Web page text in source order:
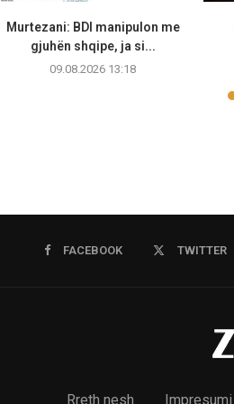
Murtezani: BDI manipulon me
gjuhën shqipe, ja si...
09.08.2026 13:18
FACEBOOK TWITTER
Rreth nesh Impresumi